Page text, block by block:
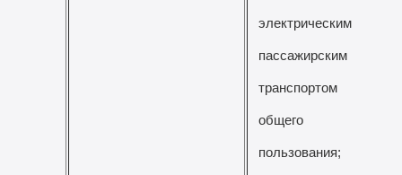
электрическим
пассажирским
транспортом
общего
пользования;